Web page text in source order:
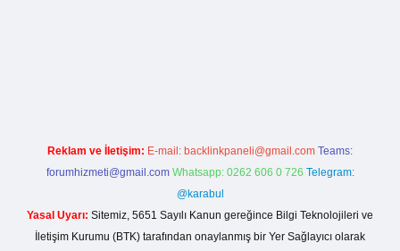
Reklam ve İletişim: E-mail: backlinkpaneli@gmail.com Teams:
forumhizmeti@gmail.com Whatsapp: 0262 606 0 726 Telegram:
@karabul
Yasal Uyarı: Sitemiz, 5651 Sayılı Kanun gereğince Bilgi Teknolojileri ve
İletişim Kurumu (BTK) tarafından onaylanmış bir Yer Sağlayıcı olarak